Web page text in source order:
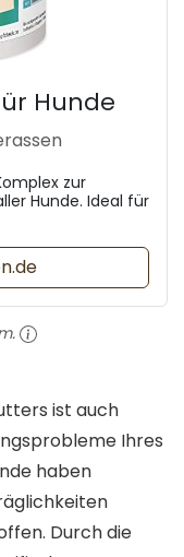
Hunde
zur
Hunde. Ideal für
ist auch
Ihres
haben
Durch die